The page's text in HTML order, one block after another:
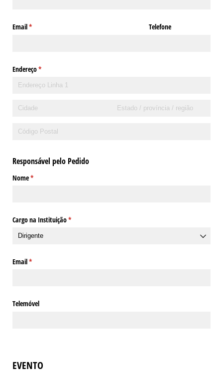
Email*
(obrigatório) Telefone
Endereço*
(obrigatório)
Responsável pelo Pedido
Nome*
(obrigatório)
Cargo na Instituição*
(obrigatório)
Email*
(obrigatório)
Telemóvel
EVENTO